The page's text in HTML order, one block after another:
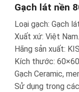
Gạch lát nền
Loại gạch: Gạch
Xuất xứ: Việt Nam.
Hãng sản xuất: KIS
Kích thước:
Gạch Ceramic,
Sử dụng trong